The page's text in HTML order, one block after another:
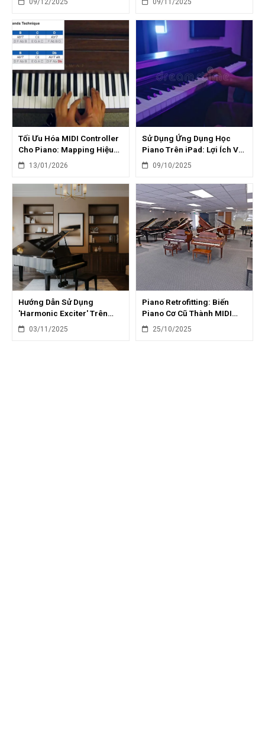
09/12/2025 09/11/2025
Tối Ưu Hóa MIDI Controller
Cho Piano: Mapping Hiệu
Quả Và Linh Hoạt
13/01/2026
Sử Dụng Ứng Dụng Học
Piano Trên iPad: Lợi Ích Và
Hạn Chế
09/10/2025
Hướng Dẫn Sử Dụng
'Harmonic Exciter' Trên
Piano Điện: Thêm Sắc Thái
03/11/2025
Piano Retrofitting: Biến
Piano Cơ Cũ Thành MIDI
Controller Chuyên Nghiệp
25/10/2025